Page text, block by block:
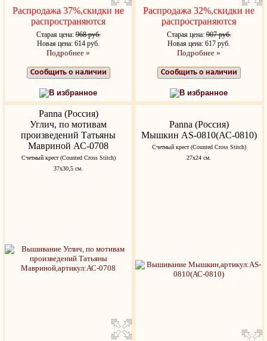
Распродажа 37%,скидки не
распространяются
Старая цена:968 руб.
Новая цена: 614 руб.
Подробнее »
Сообщить о наличии
В избранное
Распродажа 32%,скидки не
распространяются
Старая цена:907 руб.
Новая цена: 617 руб.
Подробнее »
Сообщить о наличии
В избранное
Panna (Россия)
Углич, по мотивам
произведений Татьяны
Мавриной АС-0708
Счетный крест (Counted Cross Stitch)
37х30,5 см.
Panna (Россия)
Мышкин AS-0810(АС-0810)
Счетный крест (Counted Cross Stitch)
27х24 см.